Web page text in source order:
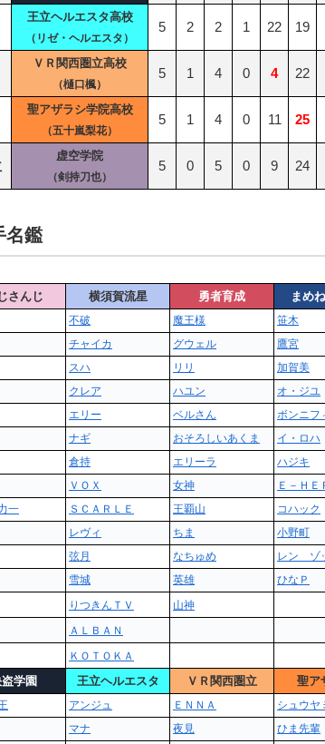
王立ヘルエスタ高校
（リゼ・ヘルエスタ）
5 2 2 1 22 19
ＶＲ関西圏立高校
（樋口楓）
5 1 4 0 4 22
聖アザラシ学院高校
（五十嵐梨花）
5 1 4 0 11 25
虚空学院
（剣持刀也）
5 0 5 0 9 24
名鑑
さんじ 横須賀流星 勇者育成 まめ
不破 魔王様 笹木
チャイカ グウェル 鷹宮
スハ リリ 加賀美
クレア ハユン オ・ジユ
エリー ベルさん ボンニフ
ナギ おそろしいあくま イ・ロハ
倉持 エリーラ ハジキ
ＶＯＸ 女神 Ｅ－ＨＥ
一
ＳＣＡＲＬＥ 王覇山 コハック
レヴィ ちま 小野町
弦月 なちゅめ レン ゾ
雪城 英雄 ひなＰ
りつきんＴＶ
山神
ＡＬＢＡＮ
ＫＯＴＯＫＡ
学園 王立ヘルエスタ ＶＲ関西圏立 聖ア
アンジュ ＥＮＮＡ シュウヤ
マナ 夜見 ひま先輩